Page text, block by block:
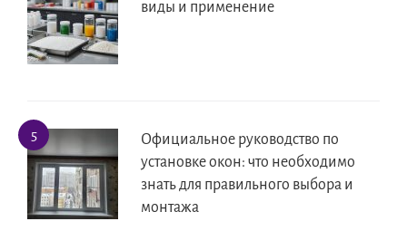
виды и применение
Официальное руководство по
установке окон: что необходимо
знать для правильного выбора и
монтажа